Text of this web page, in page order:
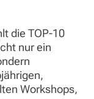
die TOP-10
nur ein
Workshops,